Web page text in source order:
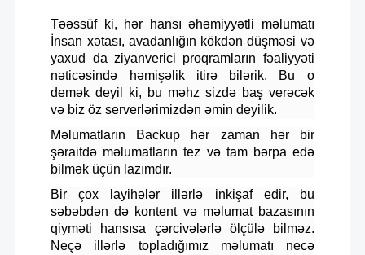
Təəssüf ki, hər hansı əhəmiyyətli məlumatı
İnsan xətası, avadanlığın kökdən düşməsi və
yaxud da ziyanverici proqramların fəaliyyəti
nəticəsində həmişəlik itirə bilərik. Bu o
demək deyil ki, bu məhz sizdə baş verəcək
və biz öz serverlərimizdən əmin deyilik.
Məlumatların Backup hər zaman hər bir
şəraitdə məlumatların tez və tam bərpa edə
bilmək üçün lazımdır.
Bir çox layihələr illərlə inkişaf edir, bu
səbəbdən də kontent və məlumat bazasının
qiyməti hansısa çərcivələrlə ölçülə bilməz.
Neçə illərlə topladığımız məlumatı necə